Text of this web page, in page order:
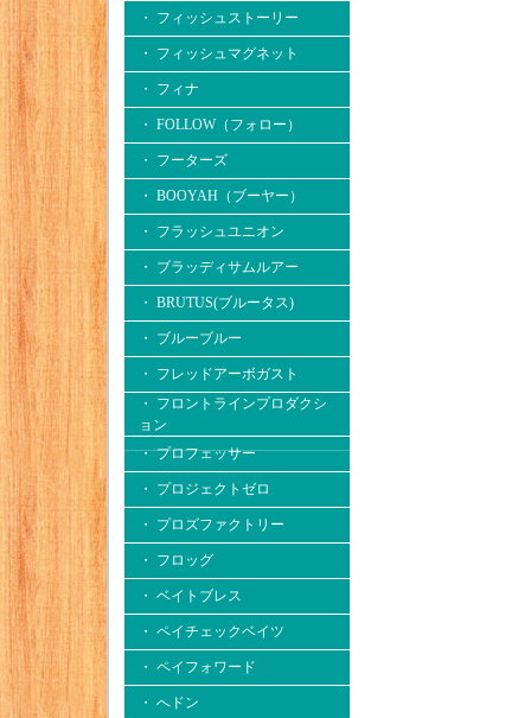
・ フィッシュストーリー
・ フィッシュマグネット
・ フィナ
・ FOLLOW（フォロー）
・ フーターズ
・ BOOYAH（ブーヤー）
・ フラッシュユニオン
・ ブラッディサムルアー
・ BRUTUS(ブルータス)
・ ブルーブルー
・ フレッドアーボガスト
・ フロントラインプロダクシ
ョン
・ プロフェッサー
・ プロジェクトゼロ
・ プロズファクトリー
・ フロッグ
・ ベイトブレス
・ ペイチェックベイツ
・ ペイフォワード
・ へドン